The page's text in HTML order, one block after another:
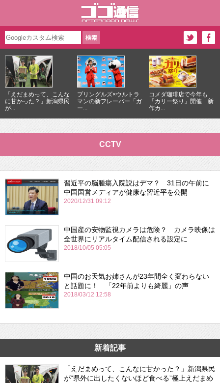
「えだまめって、こんな
に甘かった？」新潟県民
が...
プリングルズ×ウルトラ
マンの新フレーバー「ガ
ー...
コメダ珈琲店で今年も
「カリー祭り」開催 新
作カ...
CCTV
習近平の脳腫瘍入院説はデマ？ 31日の午前に
中国国営メディアが健康な習近平を公開
2020/12/31 09:12
中国産の安物監視カメラは危険？ カメラ映像は
全世界にリアルタイム配信される設定に
2018/10/05 05:05
中国のお天気お姉さんが23年間全く変わらない
と話題に！ 「22年前よりも綺麗」の声
2018/03/12 12:58
新着記事
「えだまめって、こんなに甘かった？」新潟県民
が“県外に出したくないほど食べる”極上えだまめ